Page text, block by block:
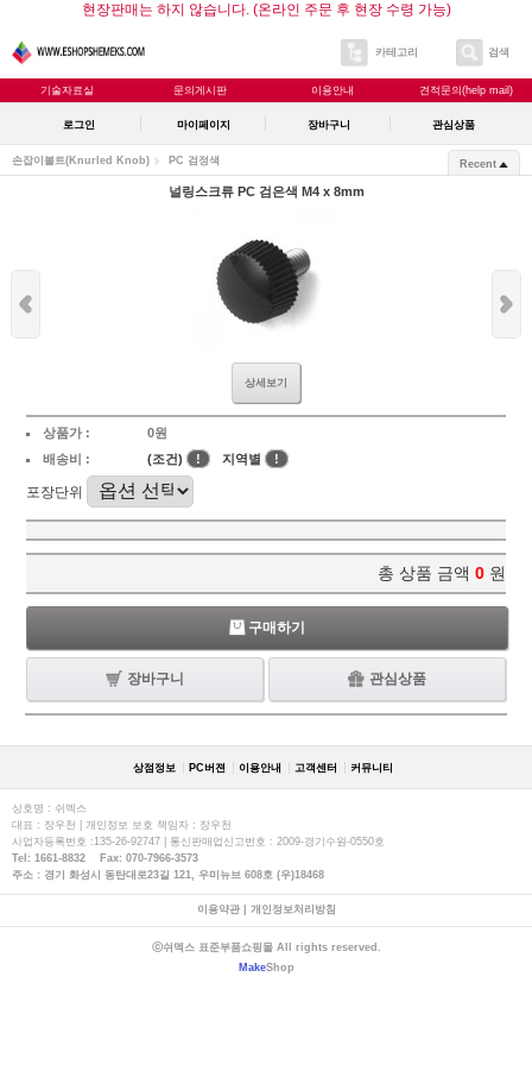
현장판매는 하지 않습니다. (온라인 주문 후 현장 수령 가능)
카테고리 검색
기술자료실 문의게시판 이용안내 견적문의(help mail)
로그인 마이페이지 장바구니 관심상품
손잡이볼트(Knurled Knob) PC 검정색 Recent
널링스크류 PC 검은색 M4 x 8mm
상세보기
상품가 :
0원
배송비 :
(조건) ! 지역별 !
포장단위
총 상품 금액 0 원
구매하기
장바구니 관심상품
상점정보 PC버젼 이용안내 고객센터 커뮤니티
상호명 : 쉬멕스
대표 : 장우천 | 개인정보 보호 책임자 : 장우천
사업자등록번호 :135-26-92747 | 통신판매업신고번호 : 2009-경기수원-0550호
Tel: 1661-8832 Fax: 070-7966-3573
주소 : 경기 화성시 동탄대로23길 121, 우미뉴브 608호 (우)18468
이용약관| 개인정보처리방침
ⓒ쉬멕스 표준부품쇼핑몰 All rights reserved.
MakeShop